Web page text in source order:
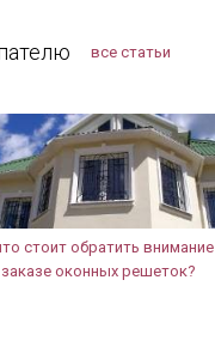
все статьи
стоит обратить внимание
оконных решеток?